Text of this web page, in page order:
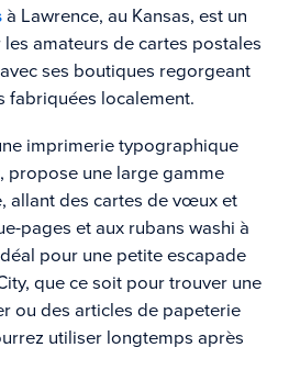
à Lawrence, au Kansas, est un
amateurs de cartes postales
ses boutiques regorgeant
fabriquées localement.
imprimerie typographique
propose une large gamme
allant des cartes de vœux et
pages et aux rubans washi à
pour une petite escapade
que ce soit pour trouver une
ou des articles de papeterie
utiliser longtemps après